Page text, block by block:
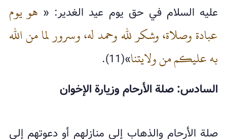
عليه السلام في حق يوم عيد الغدير: « هو يوم
عبادة وصلاة، وشكر لله وحمد له، وسرور لما من الله
به عليكم من ولايتنا»(11).
السادس: صلة الأرحام وزيارة الإخوان
صلة الأرحام والذهاب إلى منازلهم أو دعوتهم إلى